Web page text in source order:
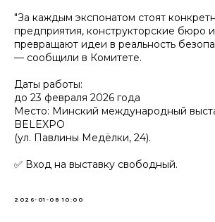
"За каждым экспонатом стоят
предприятия, конструкторские бюро
превращают идеи в реальность
— сообщили в Комитете.
Даты работы:
до 23 февраля 2026 года
Место: Минский международный
BELEXPO
(ул. Павлины Медёлки, 24).
✅ Вход на выставку свободный.
2026-01-08 10:00